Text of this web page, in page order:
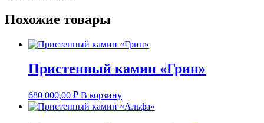
Похожие товары
Пристенный камин «Грин»
680 000,00 ₽ В корзину